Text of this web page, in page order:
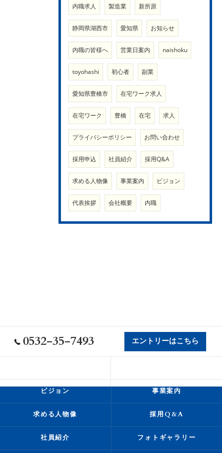
内職求人 製造業 新所原
静岡県湖西市 愛知県 お知らせ
内職の皆様へ 営業日案内 naishoku
toyohashi 初心者 副業
愛知県豊橋市 在宅ワーク求人
在宅ワーク 豊橋 在宅 求人
プライバシーポリシー お問い合わせ
採用申込 社員紹介 採用Q&A
求める人物像 事業案内 ビジョン
代表挨拶 会社概要 内職
0532-35-7493 エントリーはこちら
ビジョン 事業案内
求める人物像 採用Q&A
社員紹介 フォトギャラリー